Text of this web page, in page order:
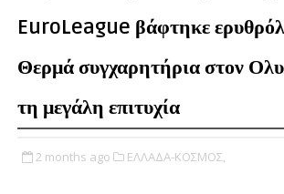
EuroLeague βάφτηκε
Θερμά συγχαρητήρια στον
τη μεγάλη επιτυχία
2 months ago ΕΛΛΑΔΑ-ΚΟΣΜΟΣ,